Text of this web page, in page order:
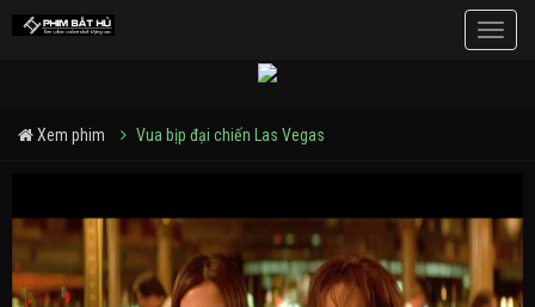
Toggle
Xem phim Vua bịp đại chiến Las Vegas